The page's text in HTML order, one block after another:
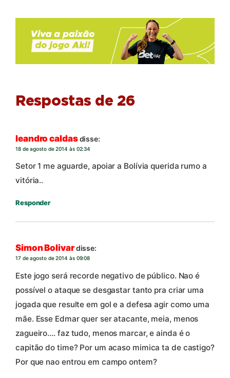
Respostas de 26
leandro caldasdisse:
18 de agosto de 2014 às 02:34
Setor 1 me aguarde, apoiar a Bolívia querida rumo a
vitória..
Responder
Simon Bolivardisse:
17 de agosto de 2014 às 09:08
Este jogo será recorde negativo de público. Nao é
possível o ataque se desgastar tanto pra criar uma
jogada que resulte em gol e a defesa agir como uma
mãe. Esse Edmar quer ser atacante, meia, menos
zagueiro…. faz tudo, menos marcar, e ainda é o
capitão do time? Por um acaso mimica ta de castigo?
Por que nao entrou em campo ontem?